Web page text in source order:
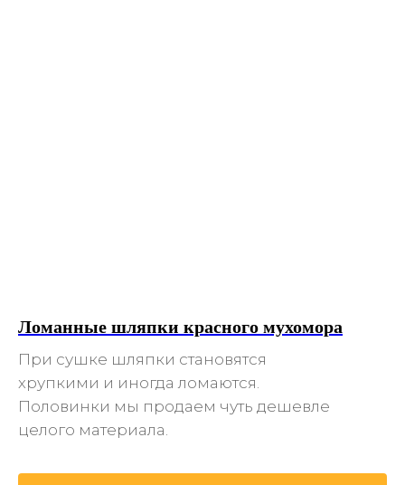
Ломанные шляпки красного мухомора
При сушке шляпки становятся
хрупкими и иногда ломаются.
Половинки мы продаем чуть дешевле
целого материала.